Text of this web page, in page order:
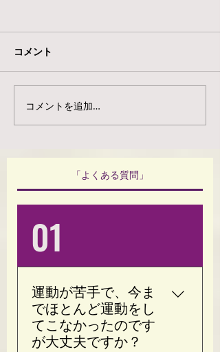
【肩こりでお悩みのあな
たへ】
コメント
コメントを追加…
「よくある質問」
01
運動が苦手で、今ま
でほとんど運動をし
てこなかったのです
が大丈夫ですか？